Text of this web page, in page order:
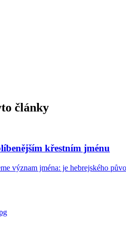
články
křestním jménu
význam jména: je hebrejského